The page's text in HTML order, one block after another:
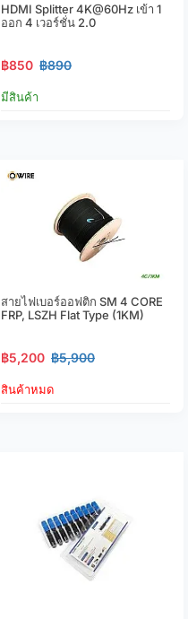
HDMI Splitter 4K@60Hz เข้า 1
ออก 4 เวอร์ชั่น 2.0
฿850 ฿890
มีสินค้า
สายไฟเบอร์ออฟติก SM 4 CORE
FRP, LSZH Flat Type (1KM)
฿5,200 ฿5,900
สินค้าหมด